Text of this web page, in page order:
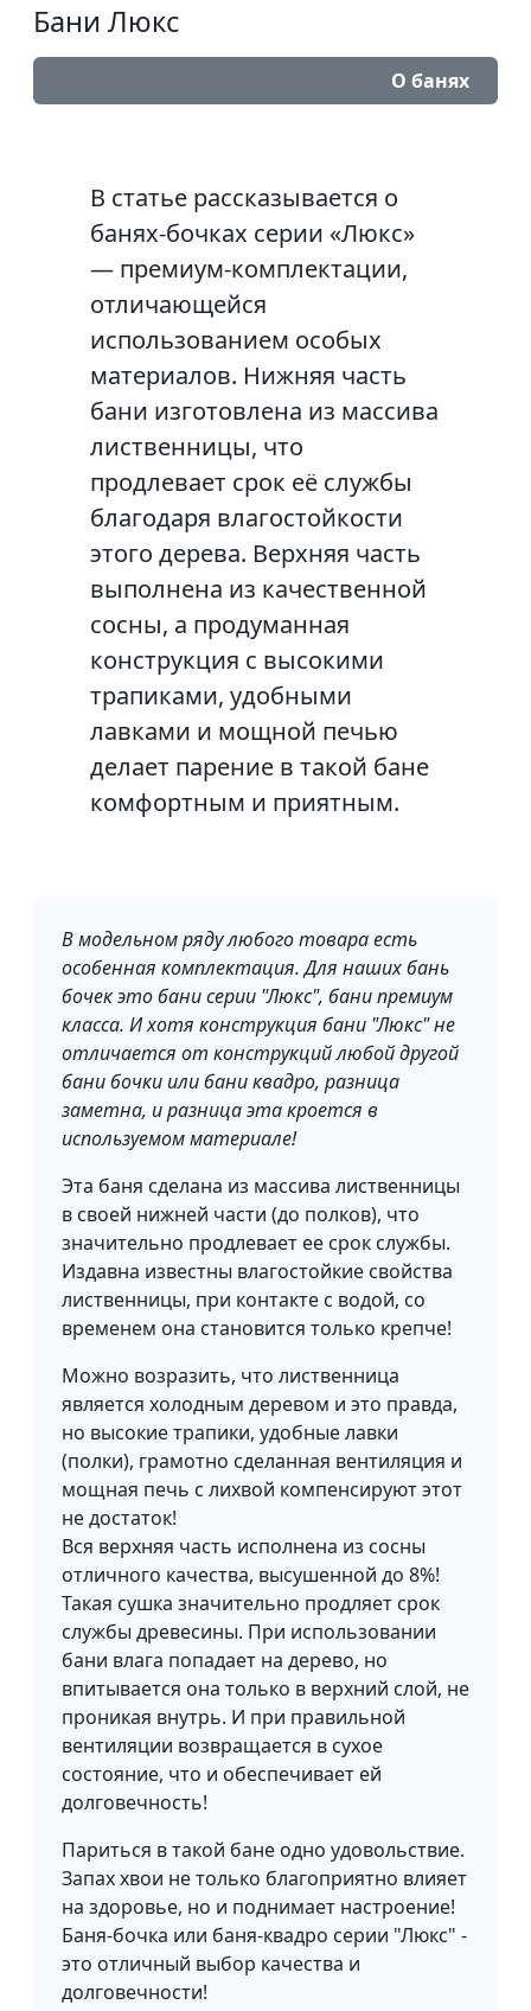
Бани Люкс
О банях
В статье рассказывается о
банях-бочках серии «Люкс»
— премиум-комплектации,
отличающейся
использованием особых
материалов. Нижняя часть
бани изготовлена из массива
лиственницы, что
продлевает срок её службы
благодаря влагостойкости
этого дерева. Верхняя часть
выполнена из качественной
сосны, а продуманная
конструкция с высокими
трапиками, удобными
лавками и мощной печью
делает парение в такой бане
комфортным и приятным.
В модельном ряду любого товара есть
особенная комплектация. Для наших бань
бочек это бани серии "Люкс", бани премиум
класса. И хотя конструкция бани "Люкс" не
отличается от конструкций любой другой
бани бочки или бани квадро, разница
заметна, и разница эта кроется в
используемом материале!
Эта баня сделана из массива лиственницы
в своей нижней части (до полков), что
значительно продлевает ее срок службы.
Издавна известны влагостойкие свойства
лиственницы, при контакте с водой, со
временем она становится только крепче!
Можно возразить, что лиственница
является холодным деревом и это правда,
но высокие трапики, удобные лавки
(полки), грамотно сделанная вентиляция и
мощная печь с лихвой компенсируют этот
не достаток!
Вся верхняя часть исполнена из сосны
отличного качества, высушенной до 8%!
Такая сушка значительно продляет срок
службы древесины. При использовании
бани влага попадает на дерево, но
впитывается она только в верхний слой, не
проникая внутрь. И при правильной
вентиляции возвращается в сухое
состояние, что и обеспечивает ей
долговечность!
Париться в такой бане одно удовольствие.
Запах хвои не только благоприятно влияет
на здоровье, но и поднимает настроение!
Баня-бочка или баня-квадро серии "Люкс" -
это отличный выбор качества и
долговечности!